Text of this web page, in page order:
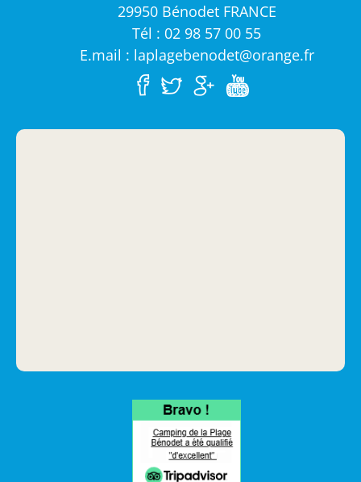
29950 Bénodet FRANCE
Tél : 02 98 57 00 55
E.mail : laplagebenodet@orange.fr